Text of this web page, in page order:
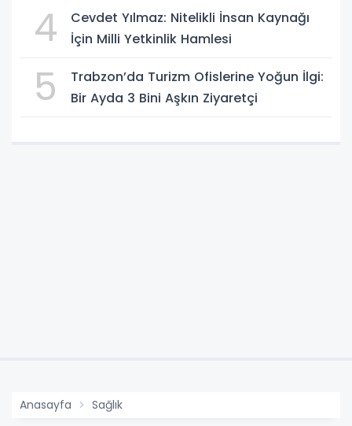
4
Cevdet Yılmaz: Nitelikli İnsan Kaynağı
İçin Milli Yetkinlik Hamlesi
5
Trabzon’da Turizm Ofislerine Yoğun İlgi:
Bir Ayda 3 Bini Aşkın Ziyaretçi
Anasayfa Sağlık